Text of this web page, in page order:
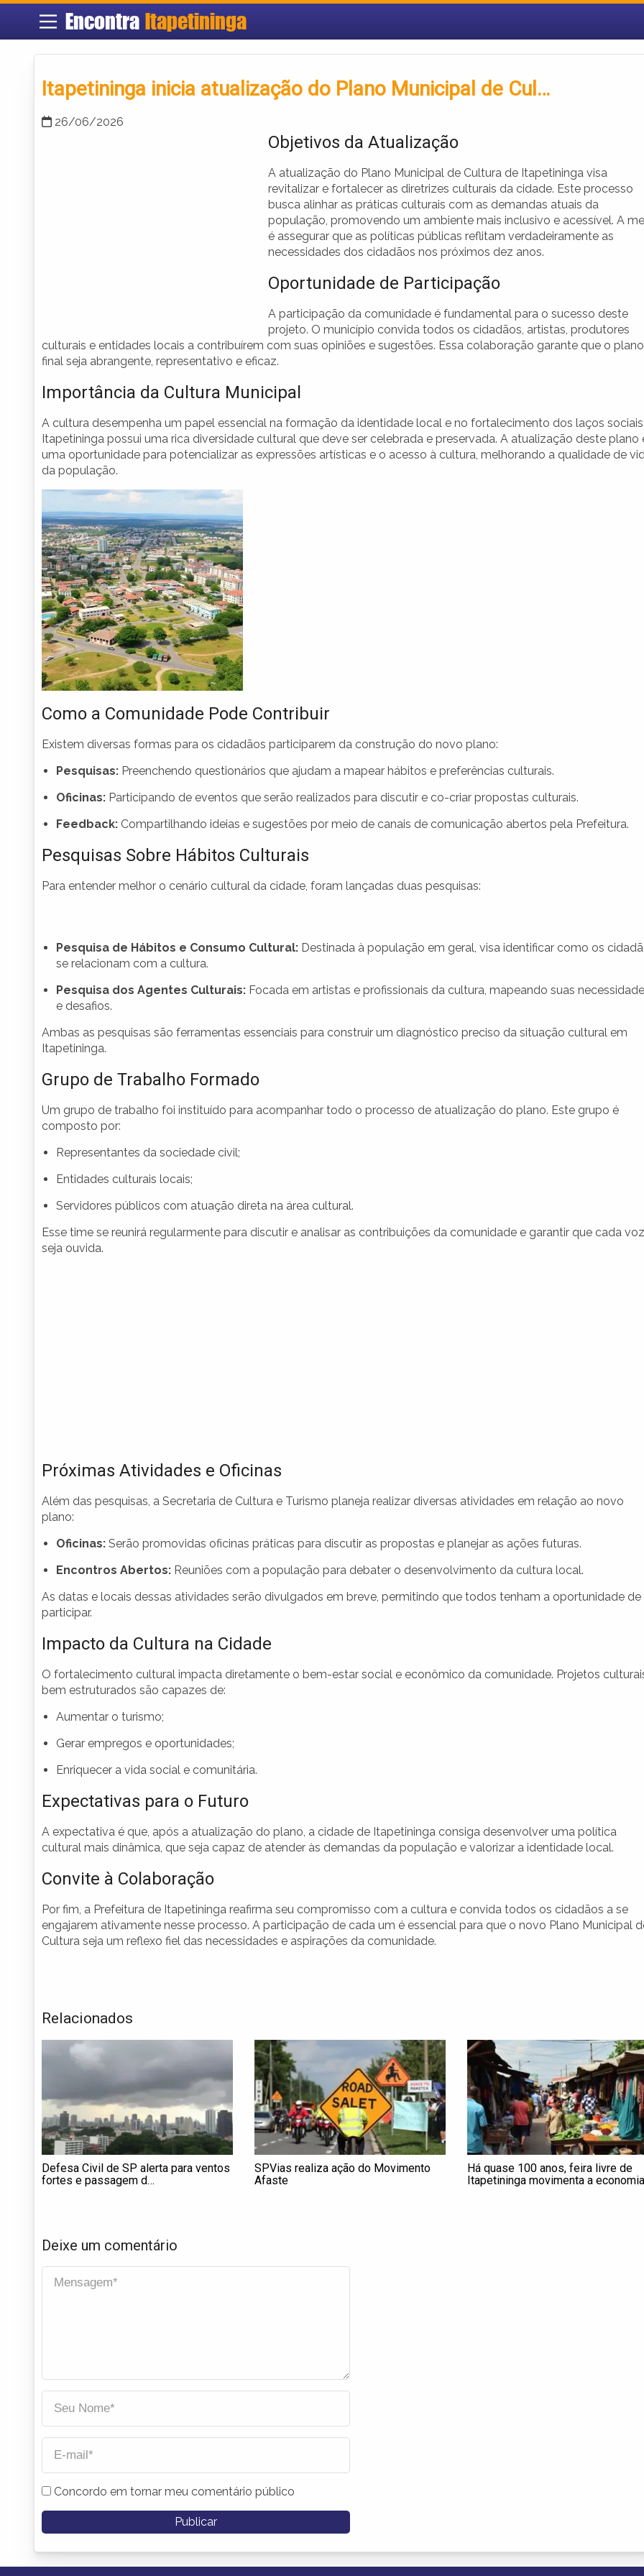
Encontra Itapetininga
Itapetininga inicia atualização do Plano Municipal de Cul…
26/06/2026
Objetivos da Atualização
A atualização do Plano Municipal de Cultura de Itapetininga visa
revitalizar e fortalecer as diretrizes culturais da cidade. Este processo
busca alinhar as práticas culturais com as demandas atuais da
população, promovendo um ambiente mais inclusivo e acessível. A
é assegurar que as políticas públicas reflitam verdadeiramente as
necessidades dos cidadãos nos próximos dez anos.
Oportunidade de Participação
A participação da comunidade é fundamental para o sucesso deste
projeto. O município convida todos os cidadãos, artistas, produtores
culturais e entidades locais a contribuírem com suas opiniões e sugestões. Essa colaboração garante que o plano
final seja abrangente, representativo e eficaz.
Importância da Cultura Municipal
A cultura desempenha um papel essencial na formação da identidade local e no fortalecimento dos laços
Itapetininga possui uma rica diversidade cultural que deve ser celebrada e preservada. A atualização deste plano
uma oportunidade para potencializar as expressões artísticas e o acesso à cultura, melhorando a qualidade de
da população.
Como a Comunidade Pode Contribuir
Existem diversas formas para os cidadãos participarem da construção do novo plano:
Pesquisas: Preenchendo questionários que ajudam a mapear hábitos e preferências culturais.
Oficinas: Participando de eventos que serão realizados para discutir e co-criar propostas culturais.
Feedback: Compartilhando ideias e sugestões por meio de canais de comunicação abertos pela Prefeitura.
Pesquisas Sobre Hábitos Culturais
Para entender melhor o cenário cultural da cidade, foram lançadas duas pesquisas:
Pesquisa de Hábitos e Consumo Cultural: Destinada à população em geral, visa identificar como os
se relacionam com a cultura.
Pesquisa dos Agentes Culturais: Focada em artistas e profissionais da cultura, mapeando suas
e desafios.
Ambas as pesquisas são ferramentas essenciais para construir um diagnóstico preciso da situação cultural em
Itapetininga.
Grupo de Trabalho Formado
Um grupo de trabalho foi instituído para acompanhar todo o processo de atualização do plano. Este grupo é
composto por:
Representantes da sociedade civil;
Entidades culturais locais;
Servidores públicos com atuação direta na área cultural.
Esse time se reunirá regularmente para discutir e analisar as contribuições da comunidade e garantir que cada voz
seja ouvida.
Próximas Atividades e Oficinas
Além das pesquisas, a Secretaria de Cultura e Turismo planeja realizar diversas atividades em relação ao novo
plano:
Oficinas: Serão promovidas oficinas práticas para discutir as propostas e planejar as ações futuras.
Encontros Abertos: Reuniões com a população para debater o desenvolvimento da cultura local.
As datas e locais dessas atividades serão divulgados em breve, permitindo que todos tenham a oportunidade de
participar.
Impacto da Cultura na Cidade
O fortalecimento cultural impacta diretamente o bem-estar social e econômico da comunidade. Projetos
bem estruturados são capazes de:
Aumentar o turismo;
Gerar empregos e oportunidades;
Enriquecer a vida social e comunitária.
Expectativas para o Futuro
A expectativa é que, após a atualização do plano, a cidade de Itapetininga consiga desenvolver uma política
cultural mais dinâmica, que seja capaz de atender às demandas da população e valorizar a identidade local.
Convite à Colaboração
Por fim, a Prefeitura de Itapetininga reafirma seu compromisso com a cultura e convida todos os cidadãos a se
engajarem ativamente nesse processo. A participação de cada um é essencial para que o novo Plano Municipal
Cultura seja um reflexo fiel das necessidades e aspirações da comunidade.
Relacionados
Defesa Civil de SP alerta para ventos
fortes e passagem d…
SPVias realiza ação do Movimento
Afaste
Há quase 100 anos, feira livre de
Itapetininga movimenta a
Deixe um comentário
Concordo em tornar meu comentário público